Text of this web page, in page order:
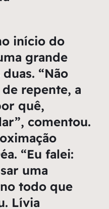
início do
grande
“Não
repente, a
quê,
comentou.
“Eu falei:
uma
todo que
Lívia